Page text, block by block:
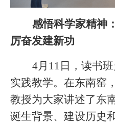
感悟科学家精神
厉奋发建新功
4月11日，读书
实践教学。在东南窑
教授为大家讲述了东
诞生背景、建设历史